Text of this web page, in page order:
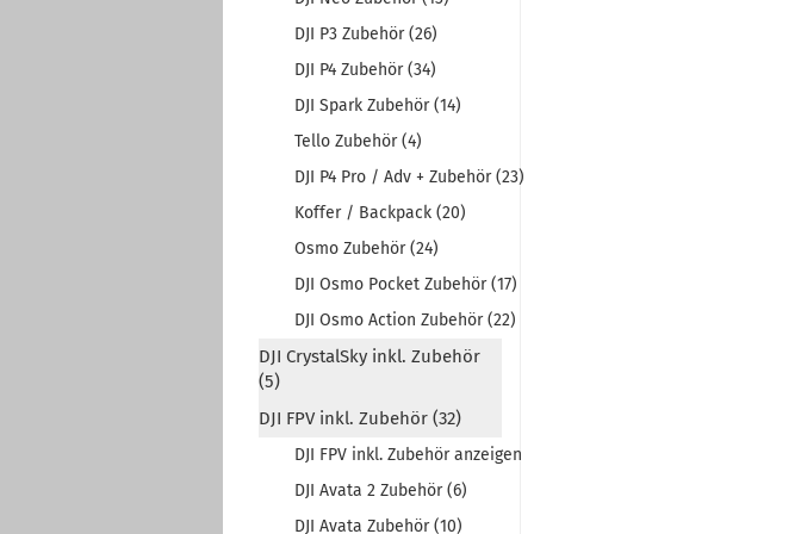
DJI P3 Zubehör (26)
DJI P4 Zubehör (34)
DJI Spark Zubehör (14)
Tello Zubehör (4)
DJI P4 Pro / Adv + Zubehör (23)
Koffer / Backpack (20)
Osmo Zubehör (24)
DJI Osmo Pocket Zubehör (17)
DJI Osmo Action Zubehör (22)
DJI CrystalSky inkl. Zubehör
(5)
DJI FPV inkl. Zubehör (32)
DJI FPV inkl. Zubehör anzeigen
DJI Avata 2 Zubehör (6)
DJI Avata Zubehör (10)